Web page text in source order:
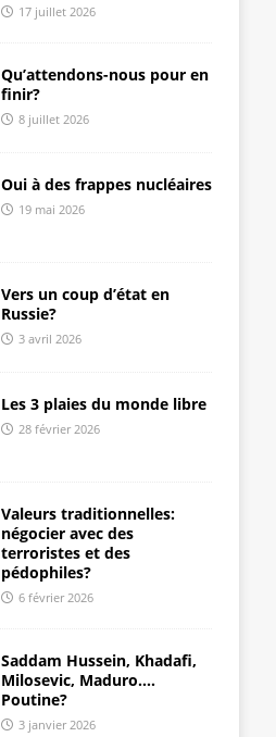
17 juillet 2026
Qu’attendons-nous pour en
finir?
8 juillet 2026
Oui à des frappes nucléaires
19 mai 2026
Vers un coup d’état en
Russie?
3 avril 2026
Les 3 plaies du monde libre
28 février 2026
Valeurs traditionnelles:
négocier avec des
terroristes et des
pédophiles?
6 février 2026
Saddam Hussein, Khadafi,
Milosevic, Maduro….
Poutine?
3 janvier 2026